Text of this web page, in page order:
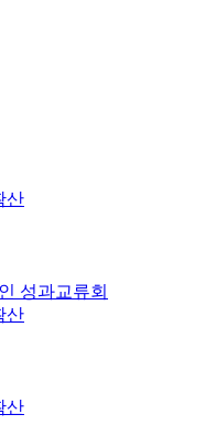
산
성과교류회
산
산